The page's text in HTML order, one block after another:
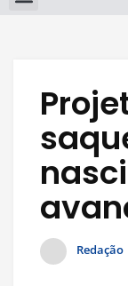
Redação